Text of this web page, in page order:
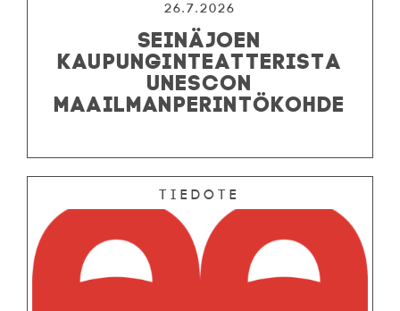
26.7.2026
SEINÄJOEN
KAUPUNGINTEATTERISTA
UNESCON
MAAILMANPERINTÖKOHDE
Tiedote